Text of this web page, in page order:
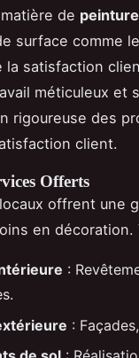
de
surface comme
la satisfaction
méticuleux et
rigoureuse des
client.
Offerts
offrent une
en décoration.
:
: